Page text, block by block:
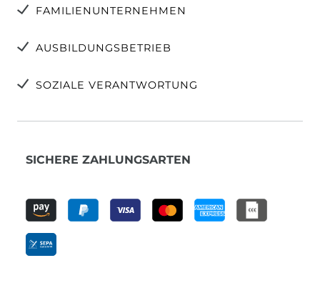
FAMILIENUNTERNEHMEN
AUSBILDUNGSBETRIEB
SOZIALE VERANTWORTUNG
SICHERE ZAHLUNGSARTEN